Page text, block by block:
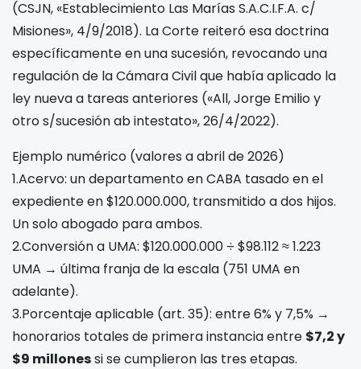
(CSJN, «Establecimiento Las Marías S.A.C.I.F.A. c/
Misiones», 4/9/2018). La Corte reiteró esa doctrina
específicamente en una sucesión, revocando una
regulación de la Cámara Civil que había aplicado la
ley nueva a tareas anteriores («All, Jorge Emilio y
otro s/sucesión ab intestato», 26/4/2022).
Ejemplo numérico (valores a abril de 2026)
1.Acervo: un departamento en CABA tasado en el
expediente en $120.000.000, transmitido a dos hijos.
Un solo abogado para ambos.
2.Conversión a UMA: $120.000.000 ÷ $98.112 ≈ 1.223
UMA → última franja de la escala (751 UMA en
adelante).
3.Porcentaje aplicable (art. 35): entre 6% y 7,5% →
honorarios totales de primera instancia entre $7,2 y
$9 millonessi se cumplieron las tres etapas.